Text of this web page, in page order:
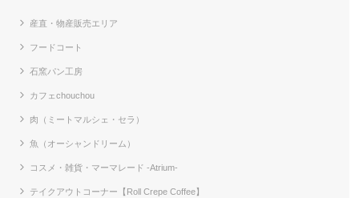
産直・物産販売エリア
フードコート
石窯パン工房
カフェchouchou
肉（ミートマルシェ・セラ）
魚（オーシャンドリーム）
コスメ・雑貨・マーマレード -Atrium-
テイクアウトコーナー【Roll Crepe Coffee】